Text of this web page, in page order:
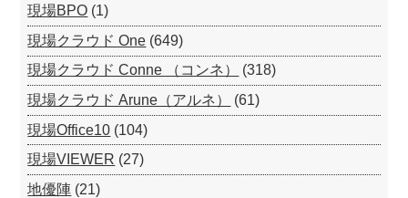
現場BPO (1)
現場クラウド One (649)
現場クラウド Conne （コンネ）
(318)
現場クラウド Arune（アルネ）
(61)
現場Office10 (104)
現場VIEWER (27)
地優陣 (21)